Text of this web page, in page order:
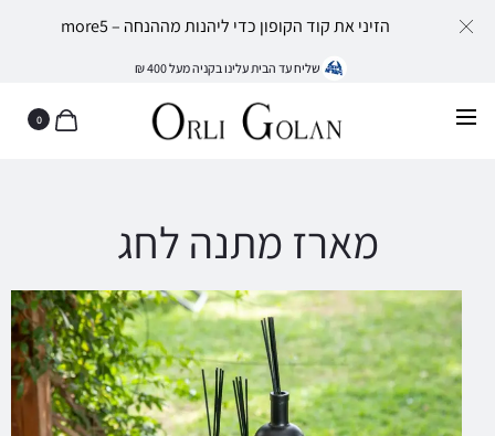
שליח עד הבית עלינו בקניה מעל 400 ₪
0
מארז מתנה לחג
הזיני את קוד הקופון כדי ליהנות מההנחה – more5